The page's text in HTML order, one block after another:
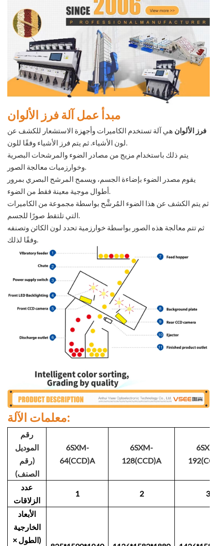
مبدأ عمل آلة فرز الألوان
فرز الألوان هي آلة تستخدم الكاميرات وأجهزة الاستشعار للكشف عن
لون الأشياء. ثم يتم فرز الأشياء وفقًا للون.
يتم ذلك باستخدام مزيج من مصادر الضوء والمرشحات البصرية
وخوارزميات معالجة الصور.
يقوم مصدر الضوء بإضاءة الجسم، ويسمح المرشح البصري بمرور
أطوال موجية معينة فقط من الضوء.
ثم يتم الكشف عن هذا الضوء المُرشَّح بواسطة مجموعة من الكاميرات
التي تلتقط صورًا للجسم.
ثم تتم معالجة هذه الصور بواسطة خوارزمية تحدد لون الكائن وتصنفه
وفقًا لذلك.
معلمات الآلة:
رقم
الموديل
(رقم
الصنف)
6SXM-
64(CCD)A
6SXM-
128(CCD)A
عدد
الزلاقات
1 2 3
الأبعاد
الخارجية
(الطول ×